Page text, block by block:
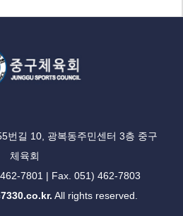
번길 10, 광복동주민센터 3층 중구
체육회
7801 | Fax. 051) 462-7803
All rights reserved.